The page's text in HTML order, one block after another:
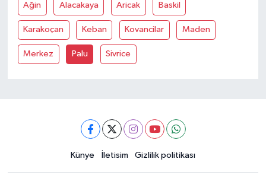
Ağin Alacakaya Aricak Baskil
Karakoçan Keban Kovancilar Maden
Merkez Palu Sivrice
Künye İletisim Gizlilik politikası